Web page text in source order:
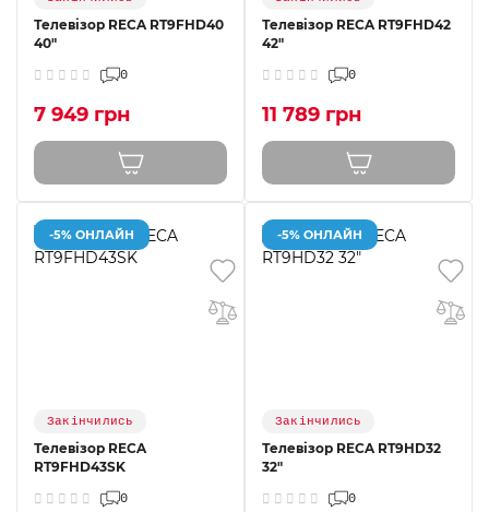
Телевізор RECA RT9FHD40
40"
0
7 949 грн
Телевізор RECA RT9FHD42
42"
0
11 789 грн
-5% ОНЛАЙН
Закінчились
Телевізор RECA
RT9FHD43SK
0
-5% ОНЛАЙН
Закінчились
Телевізор RECA RT9HD32
32"
0